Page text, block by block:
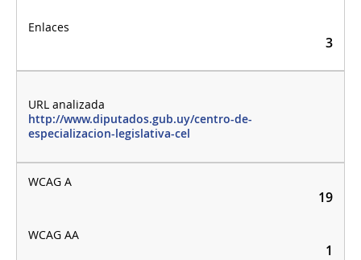
3
http://www.diputados.gub.uy/centro-de-
especializacion-legislativa-cel
19
1